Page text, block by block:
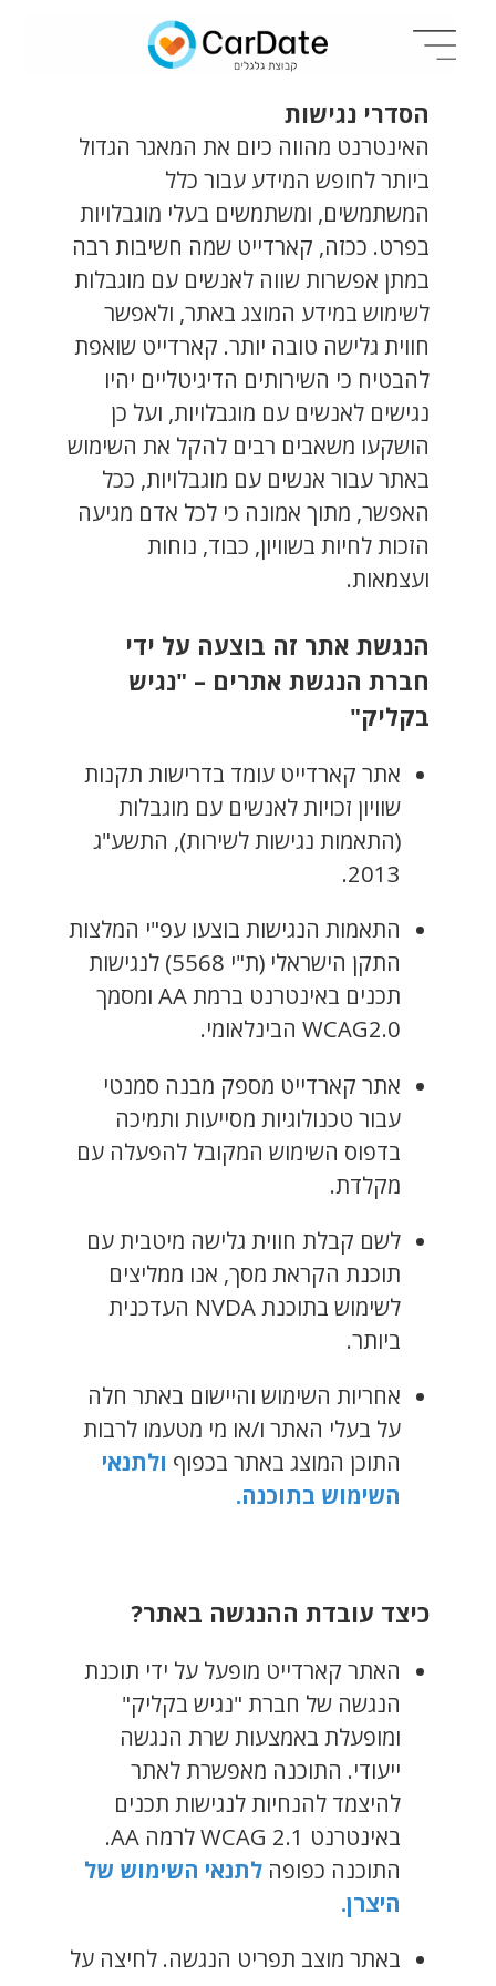
הסדרי נגישות
האינטרנט מהווה כיום את המאגר הגדול
ביותר לחופש המידע עבור כלל
המשתמשים, ומשתמשים בעלי מוגבלויות
בפרט. ככזה, קארדייט שמה חשיבות רבה
במתן אפשרות שווה לאנשים עם מוגבלות
לשימוש במידע המוצג באתר, ולאפשר
חווית גלישה טובה יותר. קארדייט שואפת
להבטיח כי השירותים הדיגיטליים יהיו
נגישים לאנשים עם מוגבלויות, ועל כן
הושקעו משאבים רבים להקל את השימוש
באתר עבור אנשים עם מוגבלויות, ככל
האפשר, מתוך אמונה כי לכל אדם מגיעה
הזכות לחיות בשוויון, כבוד, נוחות
ועצמאות.
הנגשת אתר זה בוצעה על ידי
חברת הנגשת אתרים – "נגיש
בקליק"
אתר קארדייט עומד בדרישות תקנות
שוויון זכויות לאנשים עם מוגבלות
(התאמות נגישות לשירות), התשע"ג
2013.
התאמות הנגישות בוצעו עפ"י המלצות
התקן הישראלי (ת"י 5568) לנגישות
תכנים באינטרנט ברמת AA ומסמך
WCAG2.0 הבינלאומי.
אתר קארדייט מספק מבנה סמנטי
עבור טכנולוגיות מסייעות ותמיכה
בדפוס השימוש המקובל להפעלה עם
מקלדת.
לשם קבלת חווית גלישה מיטבית עם
תוכנת הקראת מסך, אנו ממליצים
לשימוש בתוכנת NVDA העדכנית
ביותר.
אחריות השימוש והיישום באתר חלה
על בעלי האתר ו/או מי מטעמו לרבות
התוכן המוצג באתר בכפוף ולתנאי
השימוש בתוכנה.
כיצד עובדת ההנגשה באתר?
האתר קארדייט מופעל על ידי תוכנת
הנגשה של חברת "נגיש בקליק"
ומופעלת באמצעות שרת הנגשה
ייעודי. התוכנה מאפשרת לאתר
להיצמד להנחיות לנגישות תכנים
באינטרנט WCAG 2.1 לרמה AA.
התוכנה כפופהלתנאי השימוש של
היצרן.
באתר מוצב תפריט הנגשה. לחיצה על